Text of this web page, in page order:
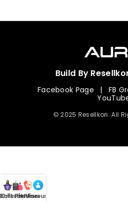
Build By
Facebook Page | FB
© 2025 Resellkori. All
mL Perfumes
Hotline
Account